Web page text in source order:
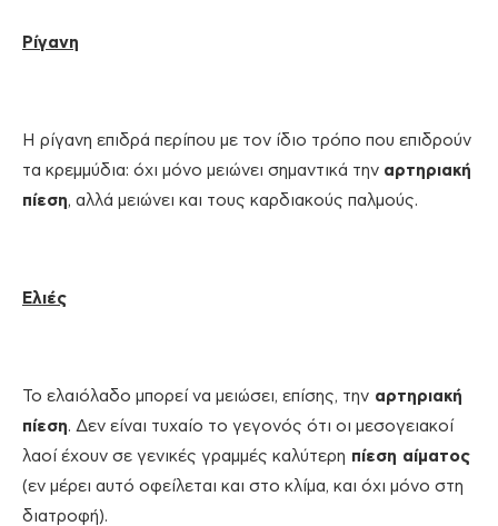
Ρίγανη
Η ρίγανη επιδρά περίπου με τον ίδιο τρόπο που επιδρούν
τα κρεμμύδια: όχι μόνο μειώνει σημαντικά την αρτηριακή
πίεση, αλλά μειώνει και τους καρδιακούς παλμούς.
Ελιές
Το ελαιόλαδο μπορεί να μειώσει, επίσης, την αρτηριακή
πίεση. Δεν είναι τυχαίο το γεγονός ότι οι μεσογειακοί
λαοί έχουν σε γενικές γραμμές καλύτερη πίεση αίματος
(εν μέρει αυτό οφείλεται και στο κλίμα, και όχι μόνο στη
διατροφή).